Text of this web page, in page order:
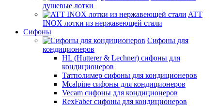
душевые лотки
ATT
INOX лотки из нержавеющей стали
Сифоны
Сифоны для
кондиционеров
HL (Hutterer & Lechner) сифоны для
кондиционеров
Татполимер сифоны для кондиционеров
Mcalpine сифоны для кондиционеров
Vecam сифоны для кондиционеров
RexFaber сифоны для кондиционеров